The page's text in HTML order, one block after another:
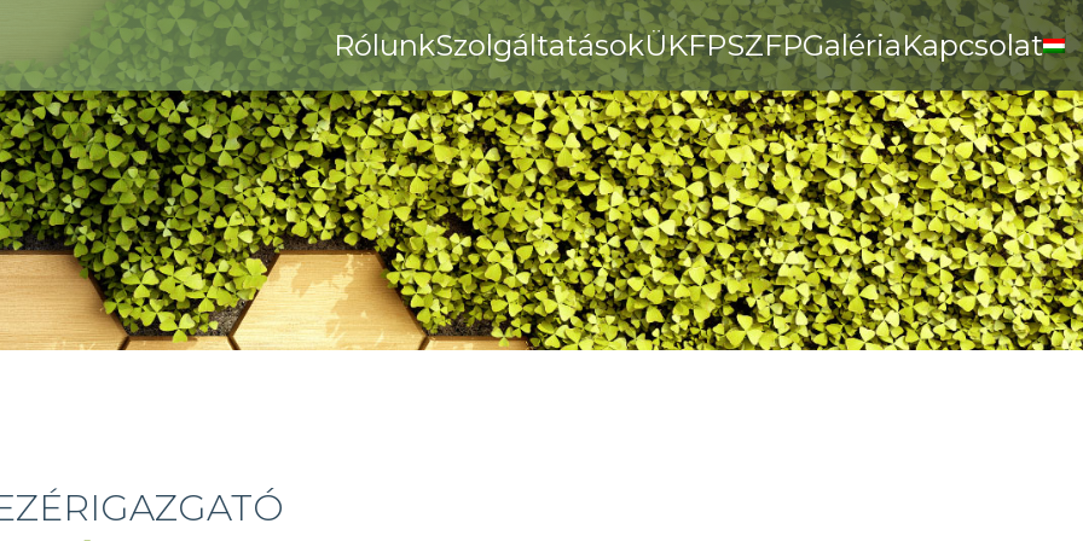
RólunkSzolgáltatásokÜKFPSZFPGalériaKapcsolat